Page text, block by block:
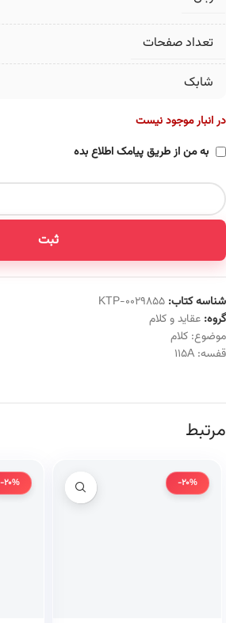
تعداد صفحات
شابک
در انبار موجود نیست
به من از طریق پیامک اطلاع بده
ثبت
شناسه کتاب: KTP-0029855
گروه: عقاید و کلام
موضوع: کلام
قفسه: 115A
مرتبط
-20%
-20%